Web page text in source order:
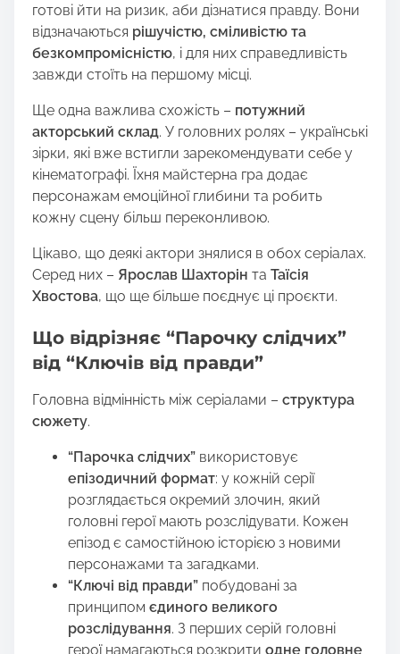
готові йти на ризик, аби дізнатися правду. Вони
відзначаються рішучістю, сміливістю та
безкомпромісністю, і для них справедливість
завжди стоїть на першому місці.
Ще одна важлива схожість – потужний
акторський склад. У головних ролях – українські
зірки, які вже встигли зарекомендувати себе у
кінематографі. Їхня майстерна гра додає
персонажам емоційної глибини та робить
кожну сцену більш переконливою.
Цікаво, що деякі актори знялися в обох серіалах.
Серед них – Ярослав Шахторін та Таїсія
Хвостова, що ще більше поєднує ці проєкти.
Що відрізняє “Парочку слідчих”
від “Ключів від правди”
Головна відмінність між серіалами – структура
сюжету.
“Парочка слідчих” використовує
епізодичний формат: у кожній серії
розглядається окремий злочин, який
головні герої мають розслідувати. Кожен
епізод є самостійною історією з новими
персонажами та загадками.
“Ключі від правди” побудовані за
принципом єдиного великого
розслідування. З перших серій головні
герої намагаються розкрити одне головне